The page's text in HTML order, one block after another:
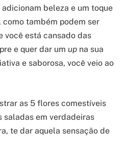
beleza e um toque
como também podem ser
você está cansado das
e quer dar um up na sua
e saborosa, você veio ao
as 5 flores comestíveis
saladas em verdadeiras
te dar aquela sensação de